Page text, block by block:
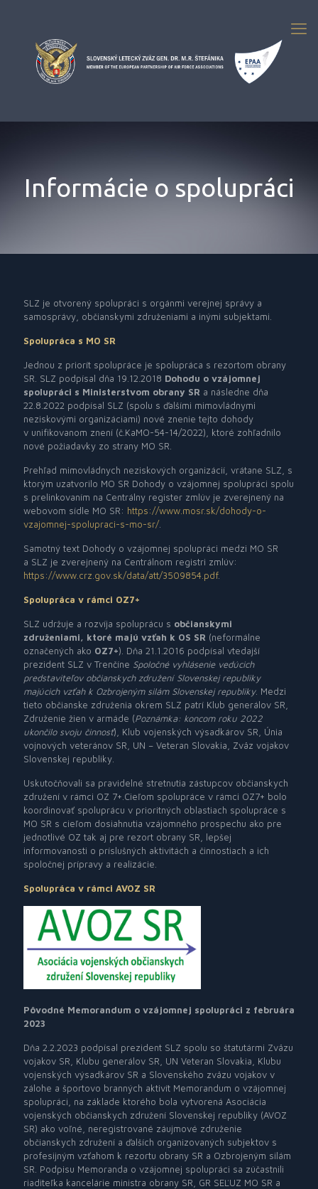
Informácie o spolupráci
SLZ je otvorený spolupráci s orgánmi verejnej správy a
samosprávy, občianskymi združeniami a inými subjektami.
Spolupráca s MO SR
Jednou z priorít spolupráce je spolupráca s rezortom obrany
SR. SLZ podpísal dňa 19.12.2018 Dohodu o vzájomnej
spolupráci s Ministerstvom obrany SR a následne dňa
22.8.2022 podpísal SLZ (spolu s ďalšími mimovládnymi
neziskovými organizáciami) nové znenie tejto dohody
v unifikovanom znení (č.KaMO-54-14/2022), ktoré zohľadnilo
nové požiadavky zo strany MO SR.
Prehľad mimovládnych neziskových organizácií, vrátane SLZ, s
ktorým uzatvorilo MO SR Dohody o vzájomnej spolupráci spolu
s prelinkovaním na Centrálny register zmlúv je zverejnený na
webovom sídle MO SR: https://www.mosr.sk/dohody-o-
vzajomnej-spolupraci-s-mo-sr/.
Samotný text Dohody o vzájomnej spolupráci medzi MO SR
a SLZ je zverejnený na Centrálnom registri zmlúv:
https://www.crz.gov.sk/data/att/3509854.pdf.
Spolupráca v rámci OZ7+
SLZ udržuje a rozvíja spoluprácu s občianskymi
združeniami, ktoré majú vzťah k OS SR (neformálne
označených ako OZ7+). Dňa 21.1.2016 podpísal vtedajší
prezident SLZ v Trenčíne Spoločné vyhlásenie vedúcich
predstaviteľov občianskych združení Slovenskej republiky
majúcich vzťah k Ozbrojeným silám Slovenskej republiky. Medzi
tieto občianske združenia okrem SLZ patrí Klub generálov SR,
Združenie žien v armáde (Poznámka: koncom roku 2022
ukončilo svoju činnosť), Klub vojenských výsadkárov SR, Únia
vojnových veteránov SR, UN – Veteran Slovakia, Zväz vojakov
Slovenskej republiky.
Uskutočňovali sa pravidelné stretnutia zástupcov občianskych
združení v rámci OZ 7+.Cieľom spolupráce v rámci OZ7+ bolo
koordinovať spoluprácu v prioritných oblastiach spolupráce s
MO SR s cieľom dosiahnutia vzájomného prospechu ako pre
jednotlivé OZ tak aj pre rezort obrany SR, lepšej
informovanosti o príslušných aktivitách a činnostiach a ich
spoločnej prípravy a realizácie.
Spolupráca v rámci AVOZ SR
Pôvodné Memorandum o vzájomnej spolupráci z februára
2023
Dňa 2.2.2023 podpísal prezident SLZ spolu so štatutármi Zväzu
vojakov SR, Klubu generálov SR, UN Veteran Slovakia, Klubu
vojenských výsadkárov SR a Slovenského zväzu vojakov v
zálohe a športovo branných aktivít Memorandum o vzájomnej
spolupráci, na základe ktorého bola vytvorená Asociácia
vojenských občianskych združení Slovenskej republiky (AVOZ
SR) ako voľné, neregistrované záujmové združenie
občianskych združení a ďalších organizovaných subjektov s
profesijným vzťahom k rezortu obrany SR a Ozbrojeným silám
SR. Podpisu Memoranda o vzájomnej spolupráci sa zúčastnili
riaditeľka kancelárie ministra obrany SR, GR SEĽUZ MO SR a